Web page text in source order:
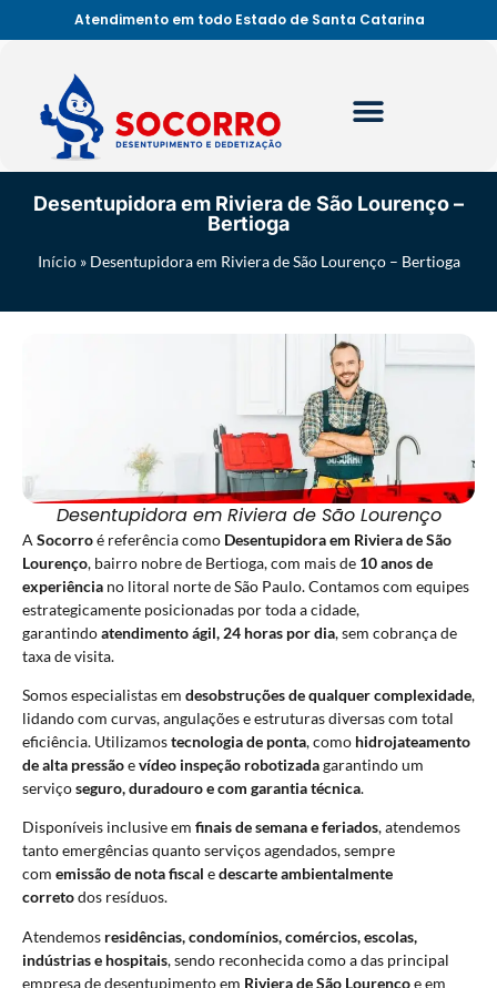
Atendimento em todo Estado de Santa Catarina
Desentupidora em Riviera de São Lourenço –
Bertioga
Início» Desentupidora em Riviera de São Lourenço – Bertioga
Desentupidora em Riviera de São Lourenço
A Socorroé referência como Desentupidora em Riviera de São
Lourenço, bairro nobre de Bertioga, com mais de 10 anos de
experiência no litoral norte de São Paulo. Contamos com equipes
estrategicamente posicionadas por toda a cidade,
garantindoatendimento ágil, 24 horas por dia, sem cobrança de
taxa de visita.
Somos especialistas em desobstruções de qualquer complexidade,
lidando com curvas, angulações e estruturas diversas com total
eficiência. Utilizamostecnologia de ponta, como hidrojateamento
de alta pressãoevídeo inspeção robotizadagarantindo um
serviçoseguro, duradouro e com garantia técnica.
Disponíveis inclusive em finais de semana e feriados, atendemos
tanto emergências quanto serviços agendados, sempre
com emissão de nota fiscal edescarte ambientalmente
corretodos resíduos.
Atendemos residências, condomínios, comércios, escolas,
indústrias e hospitais, sendo reconhecida como a das principal
empresa de desentupimento em Riviera de São Lourençoe em